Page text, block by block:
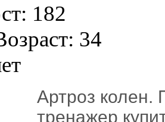
182
34
Артроз колен.
тренажер